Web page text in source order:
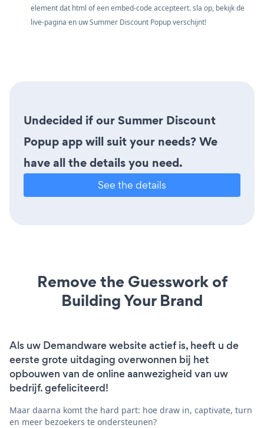
element dat html of een embed-code accepteert. sla op, bekijk de
live-pagina en uw Summer Discount Popup verschijnt!
Undecided if our Summer Discount
Popup app will suit your needs? We
have all the details you need.
See the details
Remove the Guesswork of
Building Your Brand
Als uw Demandware website actief is, heeft u de
eerste grote uitdaging overwonnen bij het
opbouwen van de online aanwezigheid van uw
bedrijf. gefeliciteerd!
Maar daarna komt the hard part: hoe draw in, captivate, turn
en meer bezoekers te ondersteunen?